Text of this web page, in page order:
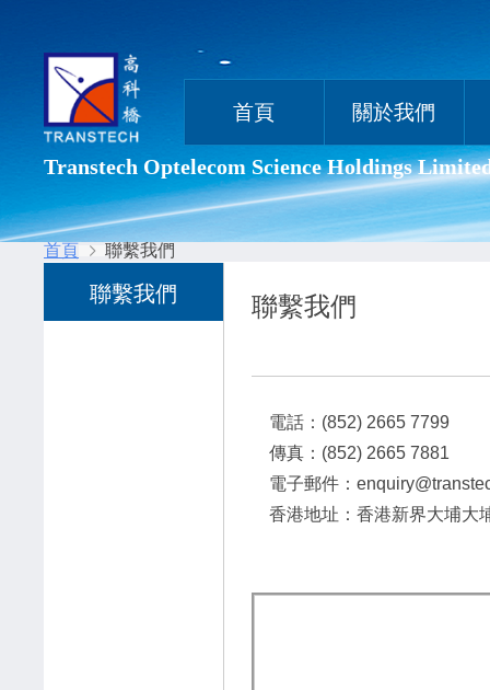
首頁 關於我們
Transtech Optelecom Science Holdings
首頁 聯繫我們
聯繫我們
電話： (852) 2665 7799
傳真： (852) 2665 7881
電子郵件：
香港地址：香港新界大埔大
聯繫我們